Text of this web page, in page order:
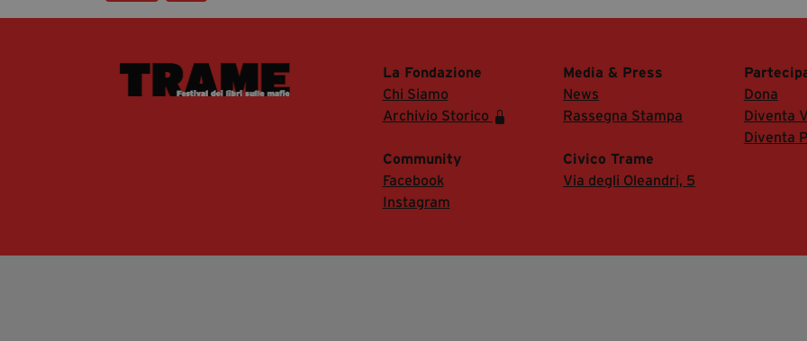
La Fondazione
Chi Siamo
Archivio Storico
Media & Press
News
Rassegna Stampa
Dona
Diventa
Diventa
Community
Facebook
Instagram
Civico Trame
Via degli Oleandri, 5